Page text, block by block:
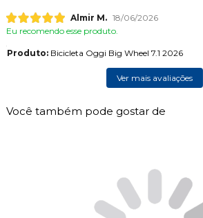
Almir M. 18/06/2026
Eu recomendo esse produto.
Produto:Bicicleta Oggi Big Wheel 7.1 2026
Ver mais avaliações
Você também pode gostar de